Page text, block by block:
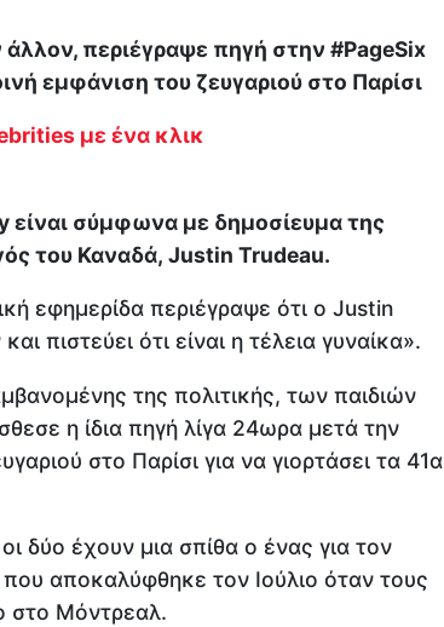
άλλον, περιέγραψε πηγή στην #PageSix
εμφάνιση του ζευγαριού στο Παρίσι
με ένα κλικ
είναι σύμφωνα με δημοσίευμα της
του Καναδά, Justin Trudeau.
εφημερίδα περιέγραψε ότι ο Justin
πιστεύει ότι είναι η τέλεια γυναίκα».
της πολιτικής, των παιδιών
η ίδια πηγή λίγα 24ωρα μετά την
στο Παρίσι για να γιορτάσει τα 41α
δύο έχουν μια σπίθα ο ένας για τον
αποκαλύφθηκε τον Ιούλιο όταν τους
στο Μόντρεαλ.